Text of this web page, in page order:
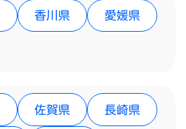
香川県 愛媛県
佐賀県 長崎県